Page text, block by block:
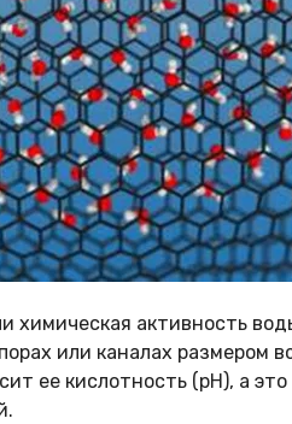
химическая активность
или каналах размером
ее кислотность (pH), а